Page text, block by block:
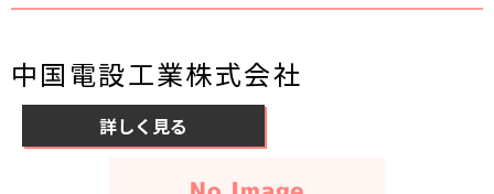
中国電設工業株式会社
詳しく見る